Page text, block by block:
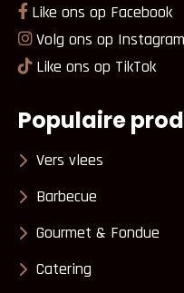
Like ons op Facebook
Volg ons op Instagram
Like ons op TikTok
Populaire
Vers vlees
Barbecue
Gourmet & Fondue
Catering